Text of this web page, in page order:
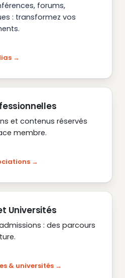
forums,
: transformez vos
et contenus réservés
membre.
Universités
: des parcours
& universités